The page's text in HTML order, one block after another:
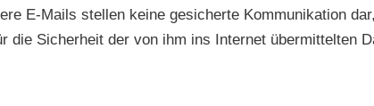
E-Mails stellen keine gesicherte Kommunikation
die Sicherheit der von ihm ins Internet übermittelten